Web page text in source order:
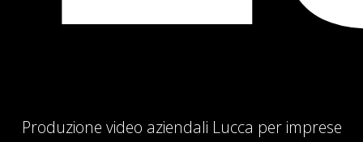
Produzione video aziendali Lucca per imprese